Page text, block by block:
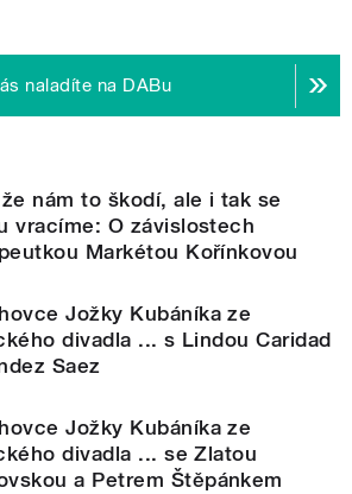
naladíte na DABu
nám to škodí, ale i tak se
vracíme: O závislostech
Markétou Kořínkovou
Jožky Kubáníka ze
divadla ... s Lindou Caridad
Saez
Jožky Kubáníka ze
divadla ... se Zlatou
a Petrem Štěpánkem